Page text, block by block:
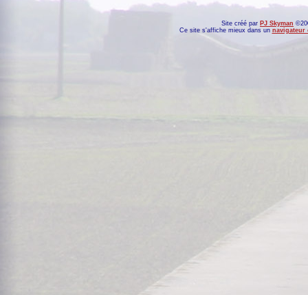
Site créé par PJ Skyman
Ce site s'affiche mieux dans un navigateur